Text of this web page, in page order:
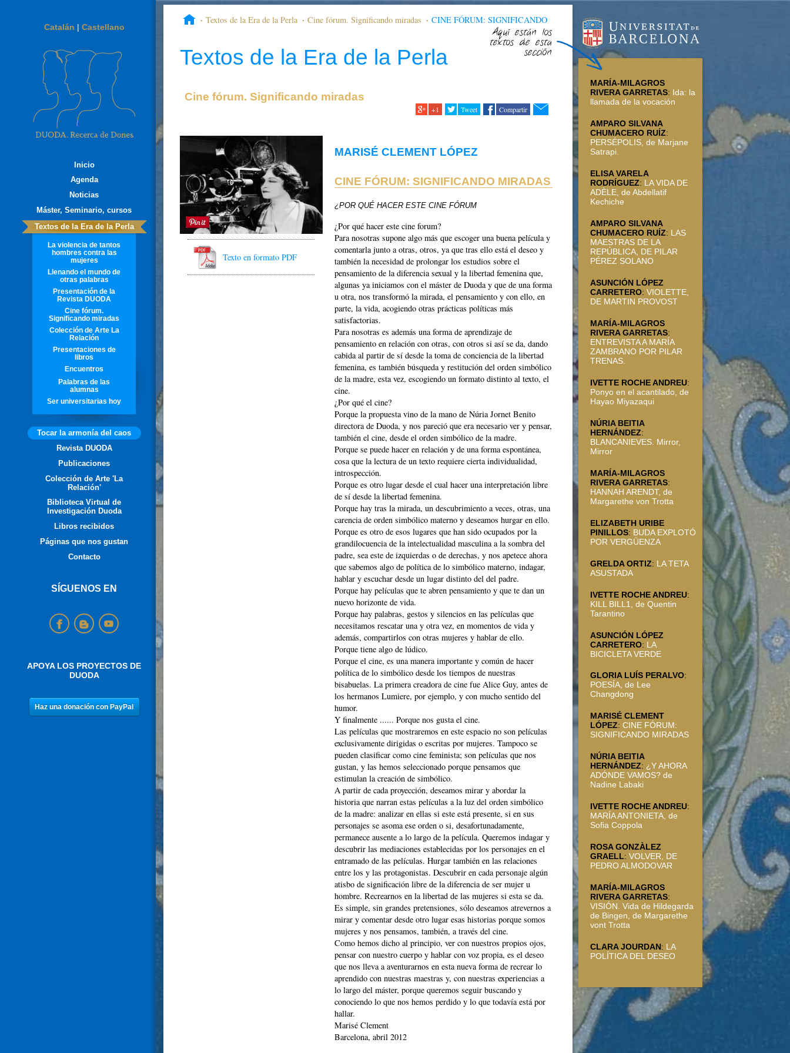
Catalán | Castellano
Inicio
Agenda
Noticias
Máster, Seminario, cursos
Textos de la Era de la Perla
La violencia de tantos
hombres contra las
mujeres
Llenando el mundo de
otras palabras
Presentación de la
Revista DUODA
Cine fórum.
Significando miradas
Colección de Arte La
Relación
Presentaciones de
libros
Encuentros
Palabras de las
alumnas
Ser universitarias hoy
Tocar la armonía del caos
Revista DUODA
Publicaciones
Colección de Arte 'La
Relación'
Biblioteca Virtual de
Investigación Duoda
Libros recibidos
Páginas que nos gustan
Contacto
SÍGUENOS EN
APOYA LOS PROYECTOS DE
DUODA
Textos de la Era de la Perla Cine fórum. Significando miradas
CINE FÓRUM: SIGNIFICANDO
Aquí están los
textos de esta
sección
Textos de la Era de la Perla
Cine fórum. Significando miradas
+1 Tweet Compartir
Texto en formato PDF
MARISÉ CLEMENT LÓPEZ
CINE FÓRUM: SIGNIFICANDO MIRADAS
¿POR QUÉ HACER ESTE CINE FÓRUM
¿Por qué hacer este cine forum?
Para nosotras supone algo más que escoger una buena película y
comentarla junto a otras, otros, ya que tras ello está el deseo y
también la necesidad de prolongar los estudios sobre el
pensamiento de la diferencia sexual y la libertad femenina que,
algunas ya iniciamos con el máster de Duoda y que de una forma
u otra, nos transformó la mirada, el pensamiento y con ello, en
parte, la vida, acogiendo otras prácticas políticas más
satisfactorias.
Para nosotras es además una forma de aprendizaje de
pensamiento en relación con otras, con otros si así se da, dando
cabida al partir de sí desde la toma de conciencia de la libertad
femenina, es también búsqueda y restitución del orden simbólico
de la madre, esta vez, escogiendo un formato distinto al texto, el
cine.
¿Por qué el cine?
Porque la propuesta vino de la mano de Núria Jornet Benito
directora de Duoda, y nos pareció que era necesario ver y pensar,
también el cine, desde el orden simbólico de la madre.
Porque se puede hacer en relación y de una forma espontánea,
cosa que la lectura de un texto requiere cierta individualidad,
introspección.
Porque es otro lugar desde el cual hacer una interpretación libre
de sí desde la libertad femenina.
Porque hay tras la mirada, un descubrimiento a veces, otras, una
carencia de orden simbólico materno y deseamos hurgar en ello.
Porque es otro de esos lugares que han sido ocupados por la
grandilocuencia de la intelectualidad masculina a la sombra del
padre, sea este de izquierdas o de derechas, y nos apetece ahora
que sabemos algo de política de lo simbólico materno, indagar,
hablar y escuchar desde un lugar distinto del del padre.
Porque hay películas que te abren pensamiento y que te dan un
nuevo horizonte de vida.
Porque hay palabras, gestos y silencios en las películas que
necesitamos rescatar una y otra vez, en momentos de vida y
además, compartirlos con otras mujeres y hablar de ello.
Porque tiene algo de lúdico.
Porque el cine, es una manera importante y común de hacer
política de lo simbólico desde los tiempos de nuestras
bisabuelas. La primera creadora de cine fue Alice Guy, antes de
los hermanos Lumiere, por ejemplo, y con mucho sentido del
humor.
Y finalmente ...... Porque nos gusta el cine.
Las películas que mostraremos en este espacio no son películas
exclusivamente dirigidas o escritas por mujeres. Tampoco se
pueden clasificar como cine feminista; son películas que nos
gustan, y las hemos seleccionado porque pensamos que
estimulan la creación de simbólico.
A partir de cada proyección, deseamos mirar y abordar la
historia que narran estas películas a la luz del orden simbólico
de la madre: analizar en ellas si este está presente, si en sus
personajes se asoma ese orden o si, desafortunadamente,
permanece ausente a lo largo de la película. Queremos indagar y
descubrir las mediaciones establecidas por los personajes en el
entramado de las películas. Hurgar también en las relaciones
entre los y las protagonistas. Descubrir en cada personaje algún
atisbo de significación libre de la diferencia de ser mujer u
hombre. Recrearnos en la libertad de las mujeres si esta se da.
Es simple, sin grandes pretensiones, sólo deseamos atrevernos a
mirar y comentar desde otro lugar esas historias porque somos
mujeres y nos pensamos, también, a través del cine.
Como hemos dicho al principio, ver con nuestros propios ojos,
pensar con nuestro cuerpo y hablar con voz propia, es el deseo
que nos lleva a aventurarnos en esta nueva forma de recrear lo
aprendido con nuestras maestras y, con nuestras experiencias a
lo largo del máster, porque queremos seguir buscando y
conociendo lo que nos hemos perdido y lo que todavía está por
hallar.
Marisé Clement
Barcelona, abril 2012
MARÍA-MILAGROS
RIVERA GARRETAS: Ida: la
llamada de la vocación
AMPARO SILVANA
CHUMACERO RUÍZ:
PERSÉPOLIS, de Marjane
Satrapi.
ELISA VARELA
RODRÍGUEZ: LA VIDA DE
ADÈLE, de Abdellatif
Kechiche
AMPARO SILVANA
CHUMACERO RUÍZ: LAS
MAESTRAS DE LA
REPÚBLICA, DE PILAR
PÉREZ SOLANO
ASUNCIÓN LÓPEZ
CARRETERO:VIOLETTE,
DE MARTIN PROVOST
MARÍA-MILAGROS
RIVERA GARRETAS:
ENTREVISTA A MARÍA
ZAMBRANO POR PILAR
TRENAS.
IVETTE ROCHE ANDREU:
Ponyo en el acantilado, de
Hayao Miyazaqui
NÚRIA BEITIA
HERNÁNDEZ:
BLANCANIEVES. Mirror,
Mirror
MARÍA-MILAGROS
RIVERA GARRETAS:
HANNAH ARENDT, de
Margarethe von Trotta
ELIZABETH URIBE
PINILLOS: BUDA EXPLOTÓ
POR VERGÜENZA
GRELDA ORTIZ: LA TETA
ASUSTADA
IVETTE ROCHE ANDREU:
KILL BILL1, de Quentin
Tarantino
ASUNCIÓN LÓPEZ
CARRETERO: LA
BICICLETA VERDE
GLORIA LUÍS PERALVO:
POESÍA, de Lee
Changdong
MARISÉ CLEMENT
LÓPEZ:CINE FÓRUM:
SIGNIFICANDO MIRADAS
NÚRIA BEITIA
HERNÁNDEZ: ¿Y AHORA
ADÓNDE VAMOS? de
Nadine Labaki
IVETTE ROCHE ANDREU:
MARÍA ANTONIETA, de
Sofia Coppola
ROSA GONZÀLEZ
GRAELL:VOLVER, DE
PEDRO ALMODOVAR
MARÍA-MILAGROS
RIVERA GARRETAS:
VISIÓN. Vida de Hildegarda
de Bingen, de Margarethe
vont Trotta
CLARA JOURDAN: LA
POLÍTICA DEL DESEO